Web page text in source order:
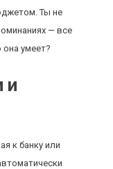
Ты не
— все
она умеет?
и
к банку или